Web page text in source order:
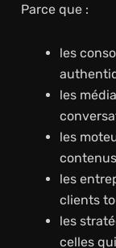
Parce que :
les
les
les
les
clients
les
celles